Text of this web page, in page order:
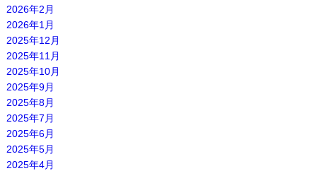
2026年2月
2026年1月
2025年12月
2025年11月
2025年10月
2025年9月
2025年8月
2025年7月
2025年6月
2025年5月
2025年4月